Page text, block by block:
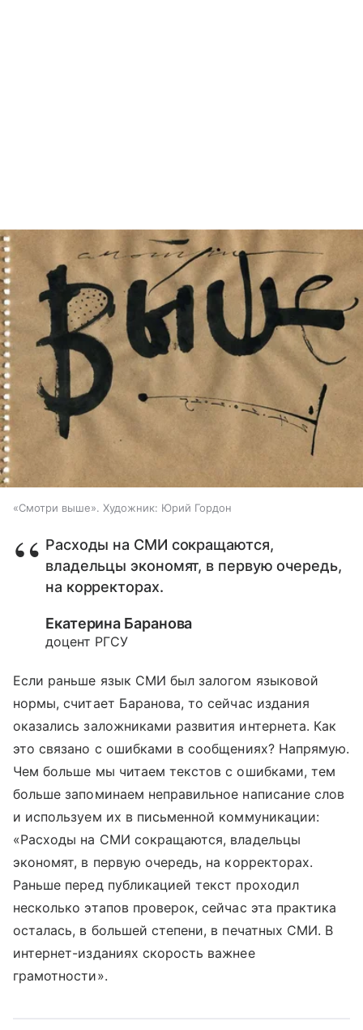
«Смотри выше». Художник: Юрий Гордон
Расходы на СМИ сокращаются,
владельцы экономят, в первую очередь,
на корректорах.
Екатерина Баранова
доцент РГСУ
Если раньше язык СМИ был залогом языковой
нормы, считает Баранова, то сейчас издания
оказались заложниками развития интернета. Как
это связано с ошибками в сообщениях? Напрямую.
Чем больше мы читаем текстов с ошибками, тем
больше запоминаем неправильное написание слов
и используем их в письменной коммуникации:
«Расходы на СМИ сокращаются, владельцы
экономят, в первую очередь, на корректорах.
Раньше перед публикацией текст проходил
несколько этапов проверок, сейчас эта практика
осталась, в большей степени, в печатных СМИ. В
интернет-изданиях скорость важнее
грамотности».